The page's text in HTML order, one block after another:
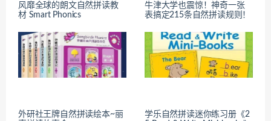
风靡全球的朗文自然拼读教
材 Smart Phonics
牛津大学也震惊！神奇一张
表搞定215条自然拼读规则！
外研社王牌自然拼读绘本~丽
学乐自然拼读迷你练习册《2